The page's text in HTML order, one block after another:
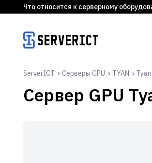
Что относится к серверному
ServerICT Серверы GPU TYAN
Сервер GPU